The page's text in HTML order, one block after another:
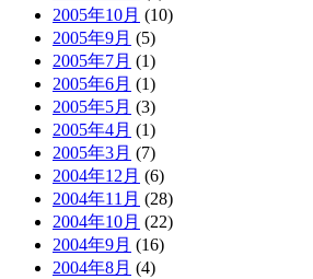
2005年10月 (10)
2005年9月 (5)
2005年7月 (1)
2005年6月 (1)
2005年5月 (3)
2005年4月 (1)
2005年3月 (7)
2004年12月 (6)
2004年11月 (28)
2004年10月 (22)
2004年9月 (16)
2004年8月 (4)